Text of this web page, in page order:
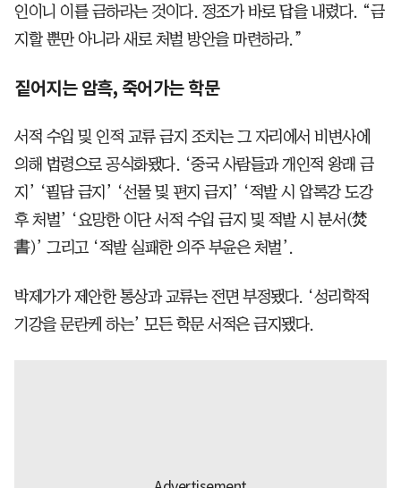
인이니 이를 금하라는 것이다. 정조가 바로 답을 내렸다. “금
지할 뿐만 아니라 새로 처벌 방안을 마련하라.”
짙어지는 암흑, 죽어가는 학문
서적 수입 및 인적 교류 금지 조치는 그 자리에서 비변사에
의해 법령으로 공식화됐다. ‘중국 사람들과 개인적 왕래 금
지’ ‘필담 금지’ ‘선물 및 편지 금지’ ‘적발 시 압록강 도강
후 처벌’ ‘요망한 이단 서적 수입 금지 및 적발 시 분서(焚
書)’ 그리고 ‘적발 실패한 의주 부윤은 처벌’.
박제가가 제안한 통상과 교류는 전면 부정됐다. ‘성리학적
기강을 문란케 하는’ 모든 학문 서적은 금지됐다.